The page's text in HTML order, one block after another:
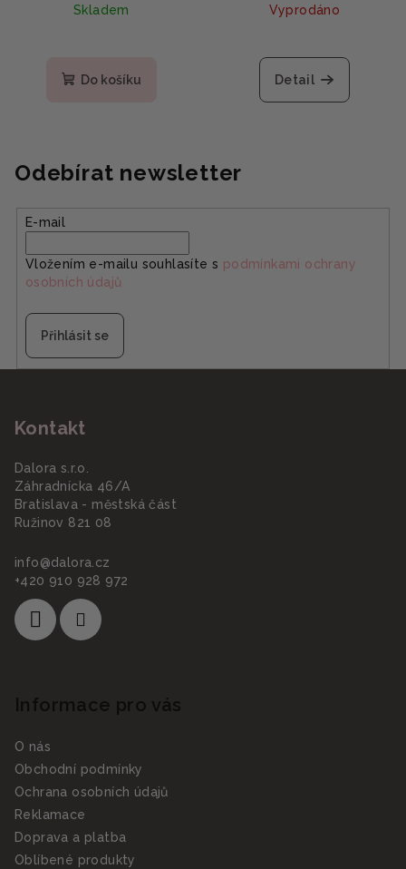
Skladem
Do košíku
Vyprodáno
Detail
Odebírat newsletter
E-mail
Vložením e-mailu souhlasíte s podmínkami ochrany
osobních údajů
Přihlásit se
Kontakt
Dalora s.r.o.
Záhradnícka 46/A
Bratislava - městská část
Ružinov 821 08
info@dalora.cz
+420 910 928 972
Informace pro vás
O nás
Obchodní podmínky
Ochrana osobních údajů
Reklamace
Doprava a platba
Oblíbené produkty